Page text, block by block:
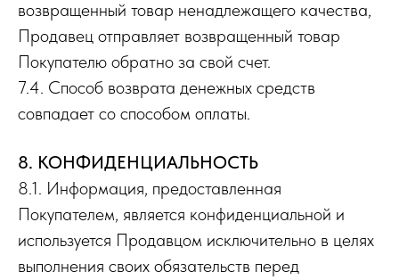
возвращенный товар ненадлежащего качества,
Продавец отправляет возвращенный товар
Покупателю обратно за свой счет.
7.4. Способ возврата денежных средств
совпадает со способом оплаты.
8. КОНФИДЕНЦИАЛЬНОСТЬ
8.1. Информация, предоставленная
Покупателем, является конфиденциальной и
используется Продавцом исключительно в целях
выполнения своих обязательств перед